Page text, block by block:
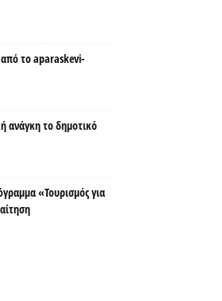
το aparaskevi-
ανάγκη το δημοτικό
«Τουρισμός για